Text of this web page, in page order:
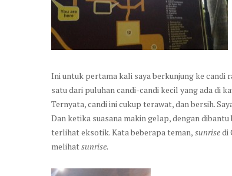
Ini untuk pertama kali saya berkunjung ke candi
satu dari puluhan candi-candi kecil yang ada di
Ternyata, candi ini cukup terawat, dan bersih.
Dan ketika suasana makin gelap, dengan
terlihat eksotik. Kata beberapa teman, sunrisedi
melihatsunrise.